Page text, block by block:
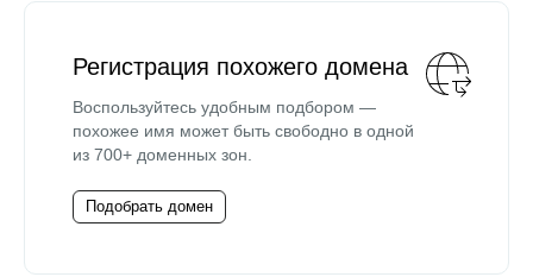
Регистрация похожего домена
Воспользуйтесь удобным подбором —
похожее имя может быть свободно в одной
из 700+ доменных зон.
Подобрать домен